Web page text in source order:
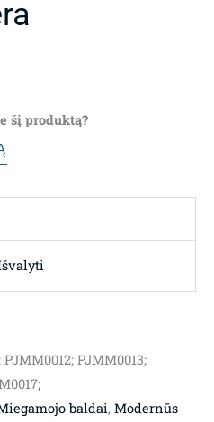
šį produktą?
PJMM0013;
baldai, Modernūs